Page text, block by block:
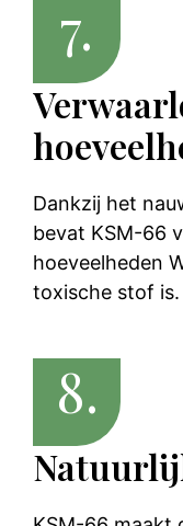
7.
Dankzij het
bevat KSM-66
hoeveelheden
toxische stof is.
8.